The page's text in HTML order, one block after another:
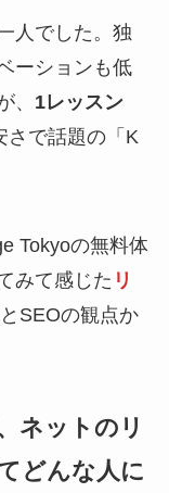
人でした。独
ーションも低
、 1レッスン
さで話題の「K
Tokyoの無料体
みて感じた リ
SEOの観点か
ネットのリ
どんな人に